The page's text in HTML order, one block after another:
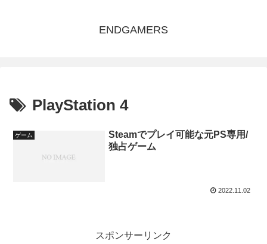
ENDGAMERS
PlayStation 4
ゲーム
Steamでプレイ可能な元PS専用/
独占ゲーム
2022.11.02
スポンサーリンク